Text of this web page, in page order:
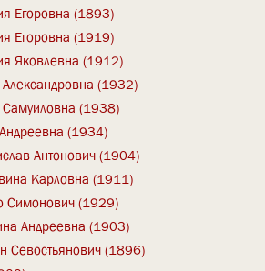
Егоровна (1893)
Егоровна (1919)
Яковлевна (1912)
(1932)
Самуиловна (1938)
(1934)
Антонович (1904)
Карловна (1911)
Симонович (1929)
Андреевна (1903)
Севостьянович (1896)